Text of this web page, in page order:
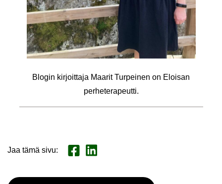
Blo­gin kir­joit­ta­ja Maa­rit Tur­pei­nen on Eloi­san
per­he­te­ra­peut­ti.
Jaa tämä sivu: Jaa Face­book
Jaa Lin­ke­dI­nis­sä